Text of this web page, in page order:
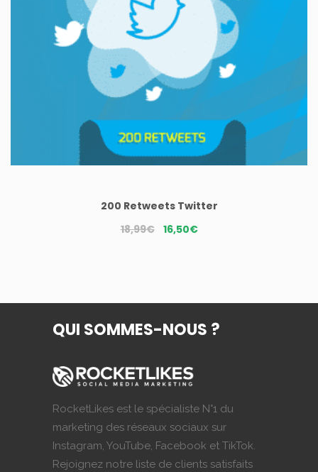
200 Retweets Twitter
18,99€ Le
18,99€.
16,50€Le
16,50€.
QUI SOMMES-NOUS ?
RocketLikes est le spécialiste N°1 du
marketing des réseaux sociaux sur
Instagram, YouTube, Facebook et TikTok.
Rejoignez notre liste de clients satisfaits